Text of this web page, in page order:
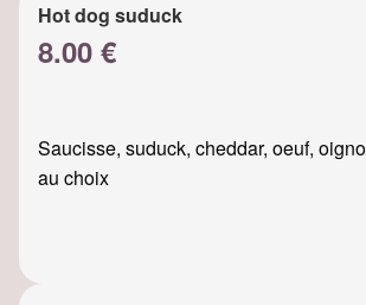
Hot dog suduck
8.00 €
Saucisse, suduck, cheddar, oeuf,
au choix